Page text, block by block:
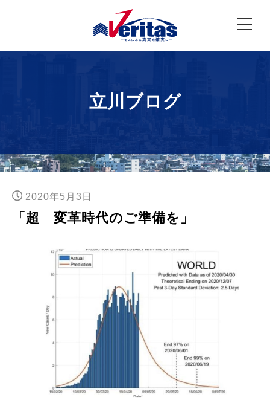
立川ブログ
2020年5月3日
「超 変革時代のご準備を」